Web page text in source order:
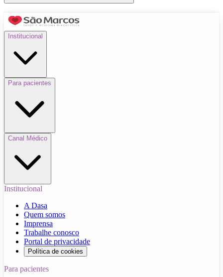
Institucional
Para pacientes
Canal Médico
Institucional
A Dasa
Quem somos
Imprensa
Trabalhe conosco
Portal de privacidade
Política de cookies
Para pacientes